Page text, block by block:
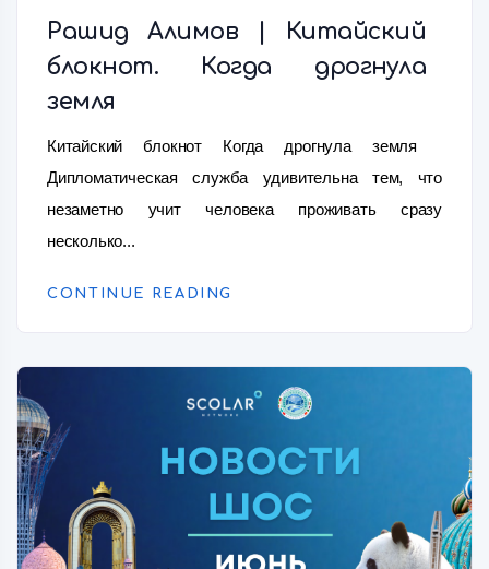
Рашид Алимов | Китайский
блокнот. Когда дрогнула
земля
Китайский блокнот Когда дрогнула земля
Дипломатическая служба удивительна тем, что
незаметно учит человека проживать сразу
несколько...
CONTINUE READING